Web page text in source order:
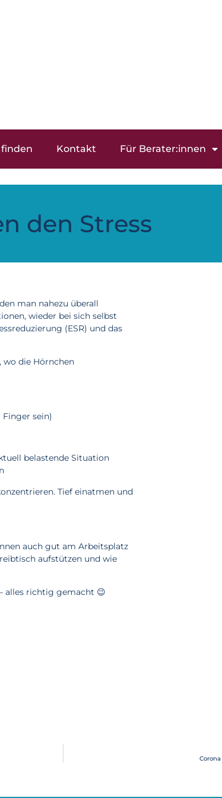
Kontakt Für Berater:innen
den Stress
man nahezu überall
wieder bei sich selbst
(ESR) und das
wo die Hörnchen
sein)
belastende Situation
Tief einatmen und
auch gut am Arbeitsplatz
aufstützen und wie
alles richtig gemacht 😉